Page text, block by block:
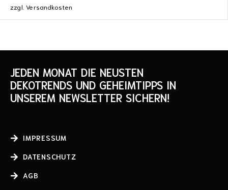
zzgl.Versandkosten
JEDEN MONAT DIE NEUSTEN
DEKOTRENDS UND GEHEIMTIPPS IN
UNSEREM NEWSLETTER SICHERN!
IMPRESSUM
DATENSCHUTZ
AGB